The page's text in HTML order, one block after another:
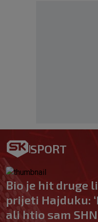
SPORT
Bio je hit druge
prijeti Hajduku:
ali htio sam